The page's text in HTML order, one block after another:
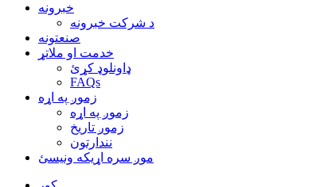
خبرونه
د شرکت خبرونه
صنعتونه
خدمت او ملاتړ
ډاونلوډ کړئ
FAQs
زموږ په اړه
زموږ په اړه
زموږ تاریخ
نندارتون
موږ سره اړیکه ونیسئ